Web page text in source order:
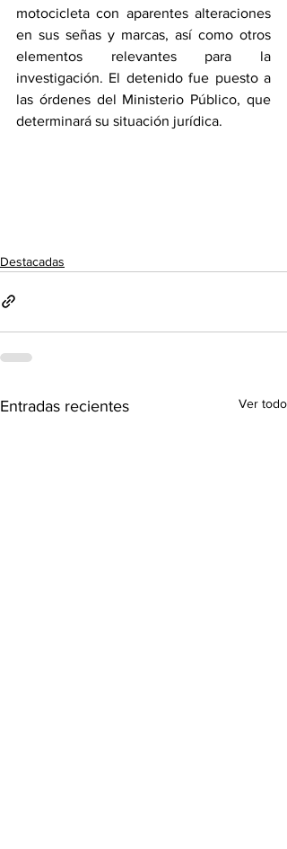
motocicleta con aparentes alteraciones
en sus señas y marcas, así como otros
elementos relevantes para la
investigación. El detenido fue puesto a
las órdenes del Ministerio Público, que
determinará su situación jurídica.
Destacadas
Entradas recientes Ver todo